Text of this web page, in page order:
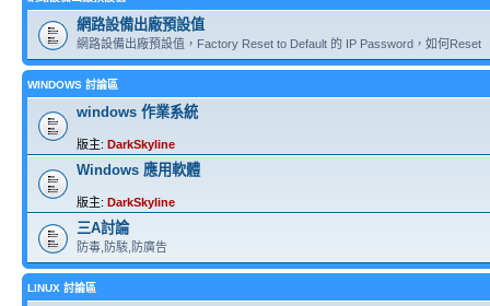
網路設備出廠預設值
網路設備出廠預設值，Factory Reset to Default 的 IP Password，如何Reset
WINDOWS 討論區
windows 作業系統
版主: DarkSkyline
Windows 應用軟體
版主: DarkSkyline
三A討論
防毒,防駭,防廣告
LINUX 討論區